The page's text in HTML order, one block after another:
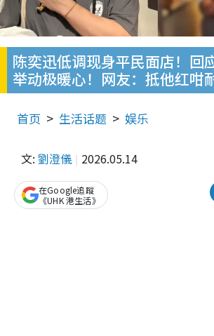
陈奕迅低调现身平民面店！回
举动极暖心！网友：抵他红咁
首页 生活话题 娱乐
文: 劉澄儀 2026.05.14
在Google追蹤
《UHK 港生活》